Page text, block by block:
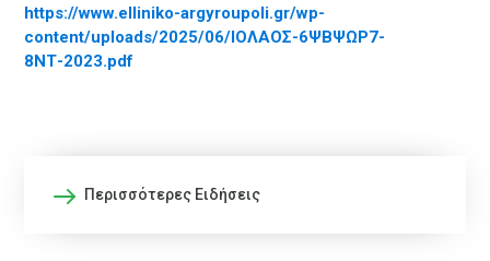
https://www.elliniko-argyroupoli.gr/wp-
content/uploads/2025/06/ΙΟΛΑΟΣ-6ΨΒΨΩΡ7-
8ΝΤ-2023.pdf
Περισσότερες Ειδήσεις